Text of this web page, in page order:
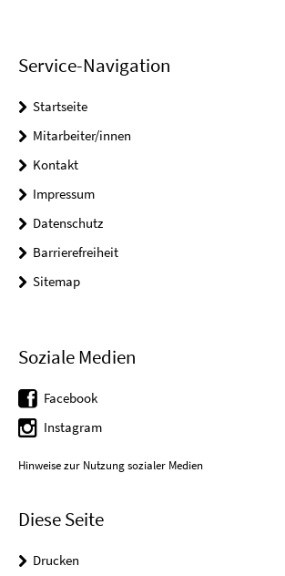
Service-Navigation
Startseite
Mitarbeiter/innen
Kontakt
Impressum
Datenschutz
Barrierefreiheit
Sitemap
Soziale Medien
Facebook
Instagram
Hinweise zur Nutzung sozialer Medien
Diese Seite
Drucken